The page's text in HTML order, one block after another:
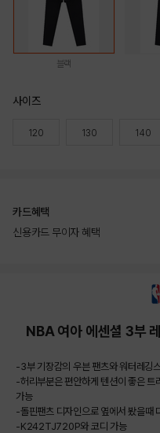
블랙
사이즈
120 130 140
카드혜택
신용카드 무이자 혜택
NBA 여아 에센셜 3부
-3부 기장감의 우븐 팬츠와 워터레깅
-허리부분은 편안하게 텐션이 좋은 트
가능
-돌핀팬츠 디자인으로 옆에서 봤을때
-K242TJ720P와 코디 가능